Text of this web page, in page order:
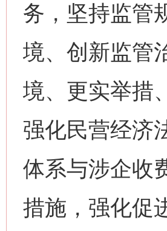
务，坚持监管
境、创新监管
境、更实举措
强化民营经济
体系与涉企收
措施，强化促